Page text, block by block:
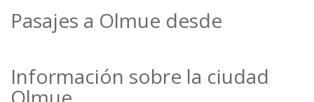
Pasajes a Olmue desde
Información sobre la ciudad